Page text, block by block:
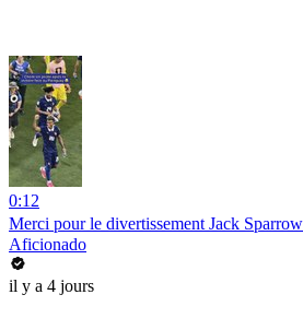
0:12
Merci pour le divertissement Jack
Aficionado
il y a 4 jours